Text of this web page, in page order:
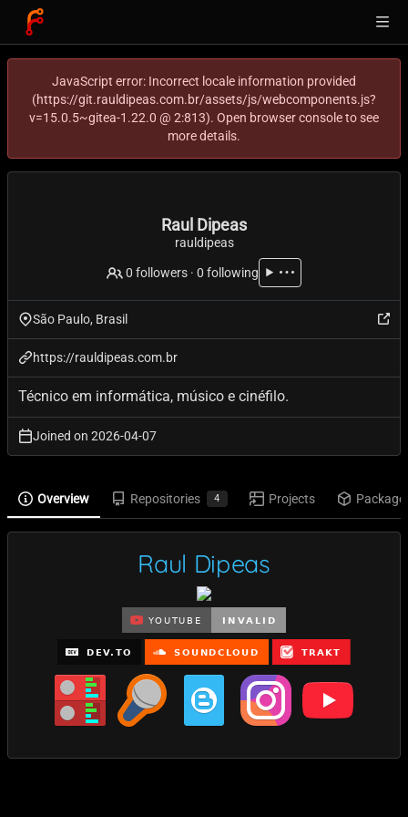
JavaScript error: Incorrect locale information provided
(https://git.rauldipeas.com.br/assets/js/webcomponents.js?
v=15.0.5~gitea-1.22.0 @ 2:813). Open browser console to see
more details.
Raul Dipeas
rauldipeas
0 followers ·0 following
São Paulo, Brasil
https://rauldipeas.com.br
Técnico em informática, músico e cinéfilo.
Joined on 2026-04-07
Overview Repositories 4 Projects